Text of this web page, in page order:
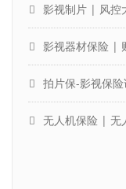
影视制片 | 风控
影视器材保险 |
拍片保-影视保
无人机保险 | 无